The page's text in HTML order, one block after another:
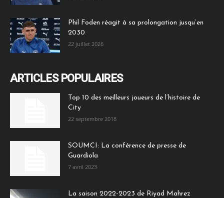
Phil Foden réagit à sa prolongation jusqu’en
2030
22 juillet 2026
ARTICLES POPULAIRES
Top 10 des meilleurs joueurs de l’histoire de
City
22 septembre 2018
SOUMCI: La conférence de presse de
Guardiola
7 avril 2023
La saison 2022-2023 de Riyad Mahrez